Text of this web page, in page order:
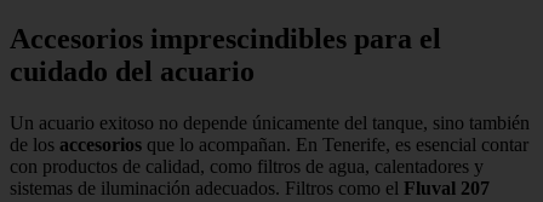
Accesorios imprescindibles para el
cuidado del acuario
Un acuario exitoso no depende únicamente del tanque, sino también
de los accesorios que lo acompañan. En Tenerife, es esencial contar
con productos de calidad, como filtros de agua, calentadores y
sistemas de iluminación adecuados. Filtros como el Fluval 207